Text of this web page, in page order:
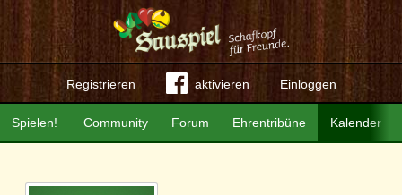
Registrieren aktivieren Einloggen
Community Forum Ehrentribüne Kalender
Spielen!